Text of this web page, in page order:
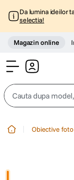
Da lumina ideilor
selectia!
Magazin online
Cauta dupa model,
Obiective foto